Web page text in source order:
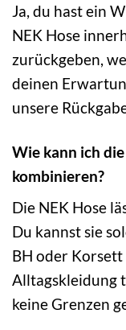
Ja, du hast ein
NEK Hose
zurückgeben,
deinen
unsere
Wie kann ich
kombinieren?
Die NEK Hose
Du kannst sie
BH oder
Alltagskleidung
keine Grenzen